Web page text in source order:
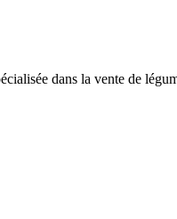
dans la vente de